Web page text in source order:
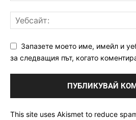
Запазете моето име, имейл и
за следващия път, когато
This site uses Akismet to reduce